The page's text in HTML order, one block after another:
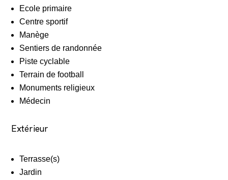
Ecole primaire
Centre sportif
Manège
Sentiers de randonnée
Piste cyclable
Terrain de football
Monuments religieux
Médecin
Extérieur
Terrasse(s)
Jardin